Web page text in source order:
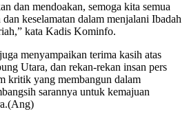
dan mendoakan, semoga kita semua
keselamatan dalam menjalani Ibadah
kata Kadis Kominfo.
menyampaikan terima kasih atas
Utara, dan rekan-rekan insan pers
kritik yang membangun dalam
sarannya untuk kemajuan